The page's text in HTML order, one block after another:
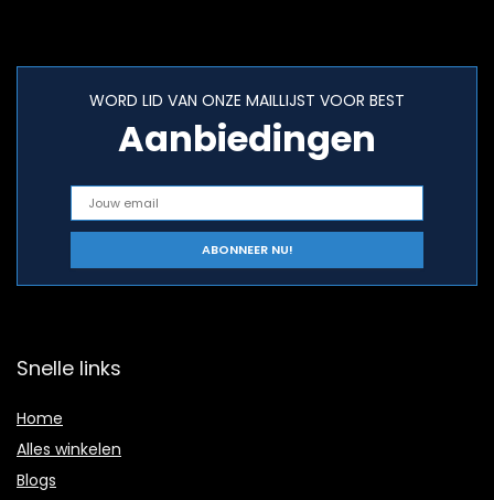
WORD LID VAN ONZE MAILLIJST VOOR BEST
Aanbiedingen
Snelle links
Home
Alles winkelen
Blogs